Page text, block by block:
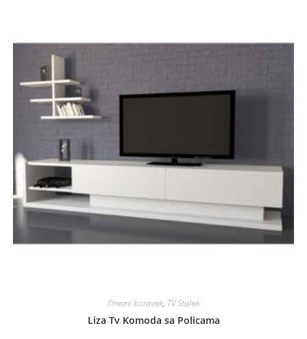
Dnevni boravak, TV Stalak
Liza Tv Komoda sa Policama